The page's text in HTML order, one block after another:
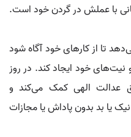
با عملش در گردن خود است.
تا از کارهای خود آگاه شود
نیت‌های خود ایجاد کند. در روز
عدالت الهی کمک می‌کند و
یا بد بدون پاداش یا مجازات